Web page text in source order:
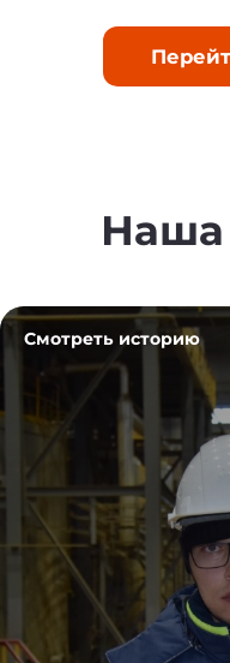
Наша
Смотреть историю